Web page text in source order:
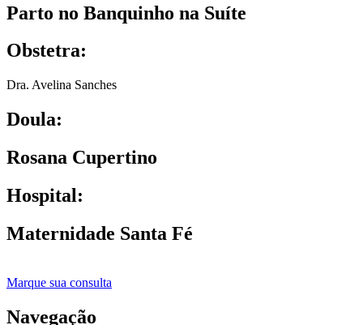
Parto no Banquinho na Suíte
Obstetra:
Dra. Avelina Sanches
Doula:
Rosana Cupertino
Hospital:
Maternidade Santa Fé
Marque sua consulta
Navegação